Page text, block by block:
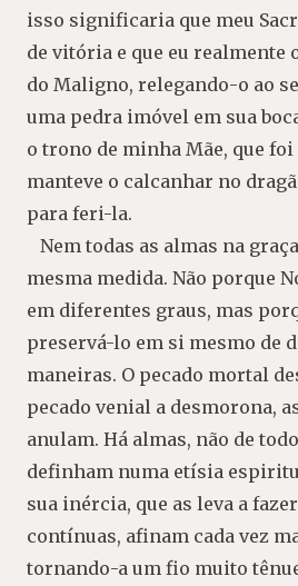
isso significaria que meu
de vitória e que eu realmente
do Maligno, relegando-o ao
uma pedra imóvel em sua
o trono de minha Mãe, que foi
manteve o calcanhar no
para feri-la.
Nem todas as almas na
mesma medida. Não porque
em diferentes graus, mas
preservá-lo em si mesmo de
maneiras. O pecado mortal
pecado venial a desmorona,
anulam. Há almas, não de
definham numa etísia
sua inércia, que as leva a
contínuas, afinam cada vez
tornando-a um fio muito